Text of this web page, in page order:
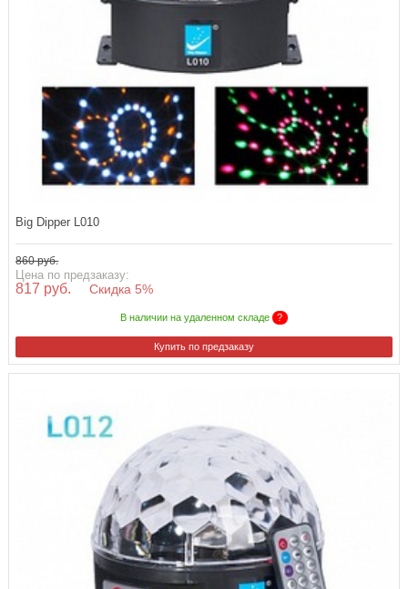
Big Dipper L010
860 руб.
Цена по предзаказу:
817 руб. Скидка 5%
В наличии на удаленном складе ?
Купить по предзаказу